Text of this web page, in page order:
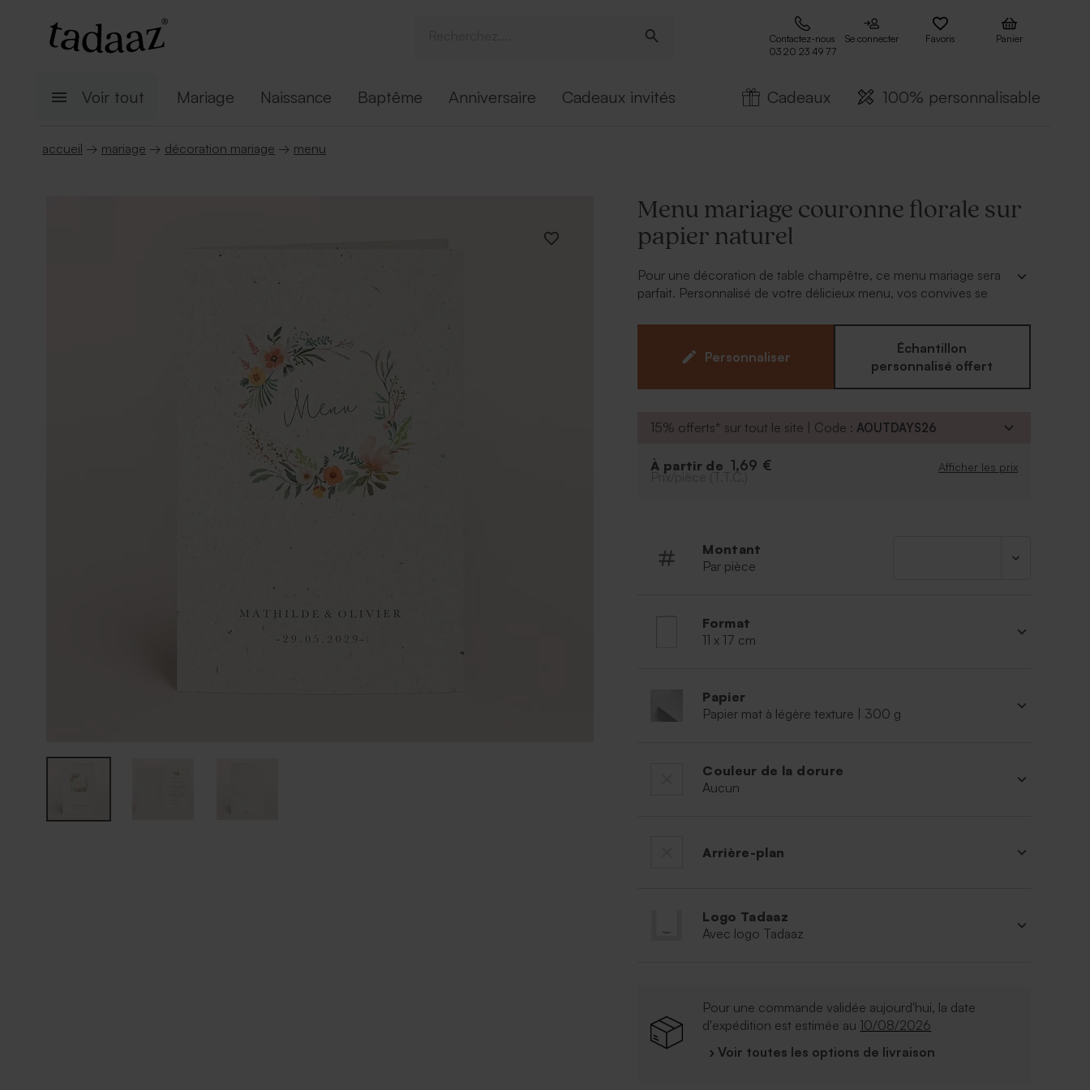
Contactez-nous
03 20 23 49 77
Se connecter Favoris Panier
Voir tout Mariage Naissance Baptême Anniversaire Cadeaux invités Cadeaux 100% personnalisable
accueil → mariage → décoration mariage → menu
Menu mariage couronne florale sur
papier naturel
Pour une décoration de table champêtre, ce menu mariage sera
parfait. Personnalisé de votre délicieux menu, vos convives se
À personnaliser :
Texte
Personnaliser
Échantillon
personnalisé offert
15% offerts* sur tout le site | Code :AOUTDAYS26
À partir de 1,69 € Afficher les prix
Prix/pièce (T.T.C.)
Montant
Par pièce
Format
11 x 17 cm
Papier
Papier mat à légère texture | 300 g
Couleur de la dorure
Aucun
Arrière-plan
Logo Tadaaz
Avec logo Tadaaz
Pour une commande validée aujourd'hui, la date
d'expédition est estimée au 10/08/2026
› Voir toutes les options de livraison